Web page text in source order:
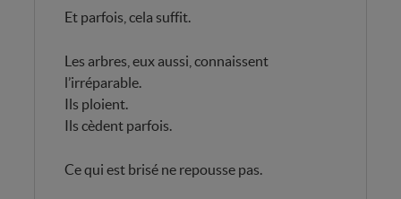
Et parfois, cela suffit.
Les arbres, eux aussi, connaissent
l’irréparable.
Ils ploient.
Ils cèdent parfois.
Ce qui est brisé ne repousse pas.